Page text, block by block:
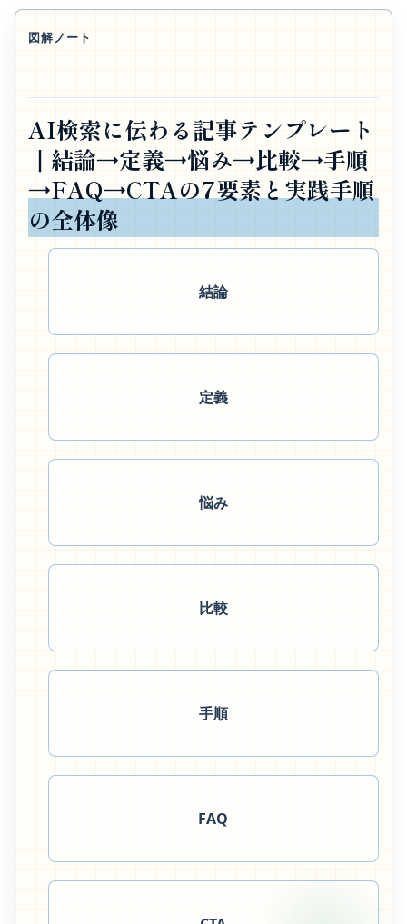
図解ノート
AI検索に伝わる記事テンプレート
｜結論→定義→悩み→比較→手順
→FAQ→CTAの7要素と実践手順
の全体像
結論
定義
悩み
比較
手順
FAQ